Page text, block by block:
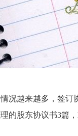
况越来越多，签订
的股东协议书3篇